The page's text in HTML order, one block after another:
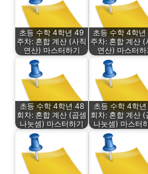
초등 수학 4학년 49
주차: 혼합 계산 (사칙
연산) 마스터하기
초등 수학 4학
주차: 혼합 계산 (
연산) 마스터하
초등 수학 4학년 48
회차: 혼합 계산 (곱셈
나눗셈) 마스터하기
초등 수학 4학
회차: 혼합 계산 (
나눗셈) 마스터